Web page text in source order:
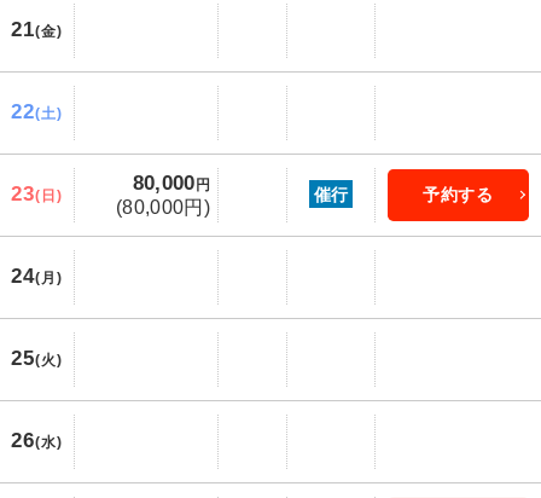
21(金)
22(土)
23(日)
80,000 円
(80,000円)
催行 予約する
24(月)
25(火)
26(水)